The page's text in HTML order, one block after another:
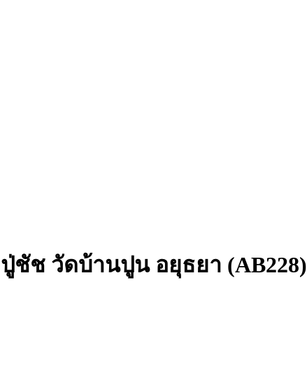
ชัช วัดบ้านปูน อยุธยา (AB228)